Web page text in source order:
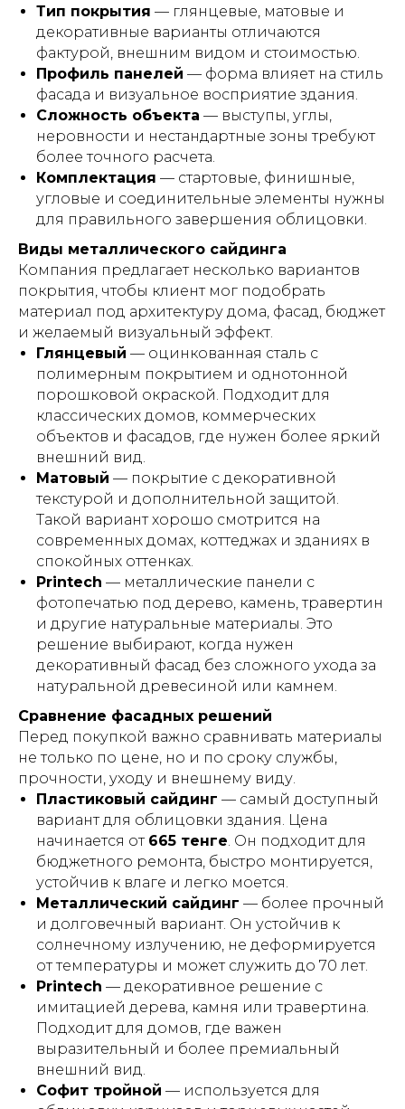
Тип покрытия — глянцевые, матовые и
декоративные варианты отличаются
фактурой, внешним видом и стоимостью.
Профиль панелей — форма влияет на стиль
фасада и визуальное восприятие здания.
Сложность объекта — выступы, углы,
неровности и нестандартные зоны требуют
более точного расчета.
Комплектация — стартовые, финишные,
угловые и соединительные элементы нужны
для правильного завершения облицовки.
Виды металлического сайдинга
Компания предлагает несколько вариантов
покрытия, чтобы клиент мог подобрать
материал под архитектуру дома, фасад, бюджет
и желаемый визуальный эффект.
Глянцевый — оцинкованная сталь с
полимерным покрытием и однотонной
порошковой окраской. Подходит для
классических домов, коммерческих
объектов и фасадов, где нужен более яркий
внешний вид.
Матовый — покрытие с декоративной
текстурой и дополнительной защитой.
Такой вариант хорошо смотрится на
современных домах, коттеджах и зданиях в
спокойных оттенках.
Printech — металлические панели с
фотопечатью под дерево, камень, травертин
и другие натуральные материалы. Это
решение выбирают, когда нужен
декоративный фасад без сложного ухода за
натуральной древесиной или камнем.
Сравнение фасадных решений
Перед покупкой важно сравнивать материалы
не только по цене, но и по сроку службы,
прочности, уходу и внешнему виду.
Пластиковый сайдинг — самый доступный
вариант для облицовки здания. Цена
начинается от 665 тенге. Он подходит для
бюджетного ремонта, быстро монтируется,
устойчив к влаге и легко моется.
Металлический сайдинг — более прочный
и долговечный вариант. Он устойчив к
солнечному излучению, не деформируется
от температуры и может служить до 70 лет.
Printech — декоративное решение с
имитацией дерева, камня или травертина.
Подходит для домов, где важен
выразительный и более премиальный
внешний вид.
Софит тройной — используется для